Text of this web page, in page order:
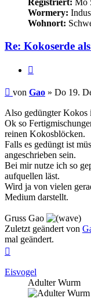
Registriert: Mo
Wormery:
Wohnort:
Re: Kokoserde
Beitrag
von Gao » Do 19.
Also gedüngter Kokos
Ok so
reinen Kokosblöcken.
Falls es gedüngt ist
angeschrieben sein.
Bei mir nutze ich so
aufquellen läst.
Wird ja von vielen
Medium darstellt.
Gruss Gao
Zuletzt geändert von
mal geändert.
Eisvogel
Adulter Wurm